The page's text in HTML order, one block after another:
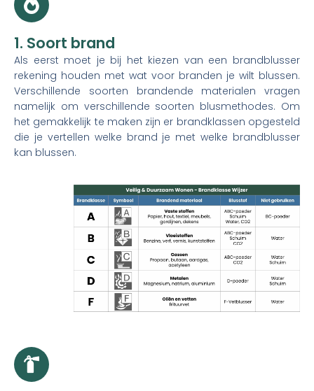
1. Soort brand
Als eerst moet je bij het kiezen van een brandblusser
rekening houden met wat voor branden je wilt blussen.
Verschillende soorten brandende materialen vragen
namelijk om verschillende soorten blusmethodes. Om
het gemakkelijk te maken zijn er brandklassen opgesteld
die je vertellen welke brand je met welke brandblusser
kan blussen.